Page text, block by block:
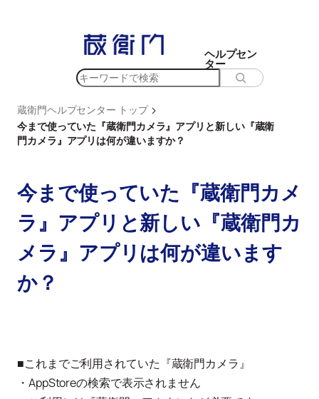
ッ
プ
ヘルプセン
ター
検
蔵衛門ヘルプセンター トップ >
今まで使っていた『蔵衛門カメラ』アプリと新しい『蔵衛
門カメラ』アプリは何が違いますか？
今まで使っていた『蔵衛門カメ
ラ』アプリと新しい『蔵衛門カ
メラ』アプリは何が違います
か？
■これまでご利用されていた『蔵衛門カメラ』
・AppStoreの検索で表示されません